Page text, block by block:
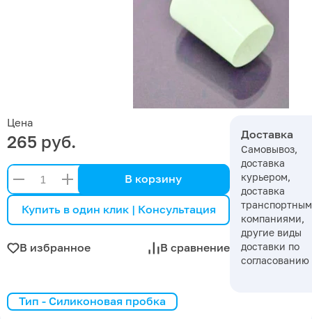
Цена
265 руб.
В корзину
Купить в один клик | Консультация
В избранное В сравнение
Доставка
Самовывоз,
доставка
курьером,
доставка
компаниями,
другие виды
доставки по
согласованию
Тип - Силиконовая пробка